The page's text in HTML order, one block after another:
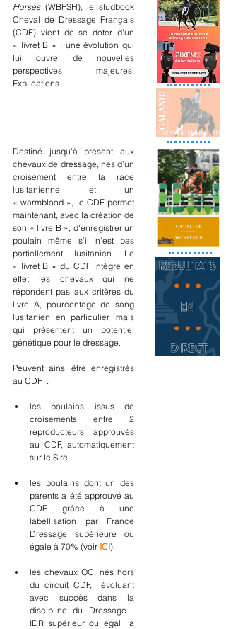
Horses (WBFSH), le studbook
Cheval de Dressage Français
(CDF) vient de se doter d'un
« livret B » ; une évolution qui
lui ouvre de nouvelles
perspectives majeures.
Explications.
Destiné jusqu'à présent aux
chevaux de dressage, nés d’un
croisement entre la race
lusitanienne et un
« warmblood », le CDF permet
maintenant, avec la création de
son « livre B », d'enregistrer un
poulain même s'il n'est pas
partiellement lusitanien. Le
« livret B » du CDF intègre en
effet les chevaux qui ne
répondent pas aux critères du
livre A, pourcentage de sang
lusitanien en particulier, mais
qui présentent un potentiel
génétique pour le dressage.
Peuvent ainsi être enregistrés
au CDF  :
les poulains issus de
croisements entre 2
reproducteurs approuvés
au CDF, automatiquement
sur le Sire,
les poulains dont un des
parents a été approuvé au
CDF grâce à une
labellisation par France
Dressage supérieure ou
égale à 70% (voir ICI),
les chevaux OC, nés hors
du circuit CDF,  évoluant
avec succès dans la
discipline du Dressage :
IDR supérieur ou égal  à